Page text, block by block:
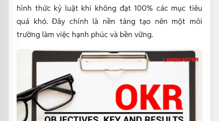
hình thức kỷ luật khi không đạt 100% các mục tiêu
quá khó. Đây chính là nền tảng tạo nên một môi
trường làm việc hạnh phúc và bền vững.